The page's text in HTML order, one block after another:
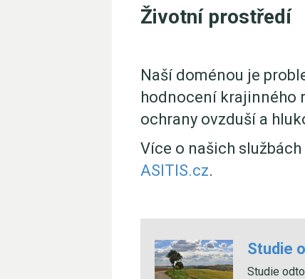
Životní prostředí
Naší doménou je
hodnocení krajinného
ochrany ovzduší a
Více o našich
ASITIS.cz.
Studie
Studie